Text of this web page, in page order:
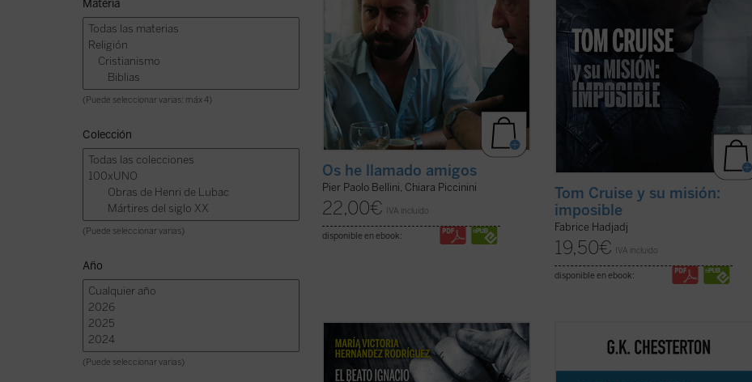
Materia
(Puede seleccionar varias: máx 4)
Colección
(Puede seleccionar varias)
Año
(Puede seleccionar varias)
Os he llamado amigos
Pier Paolo Bellini, Chiara Piccinini
22,00€ IVA incluido
disponible en ebook:
Tom Cruise y su misión:
imposible
Fabrice Hadjadj
19,50€ IVA incluido
disponible en ebook:
La beatificación de estos 11 mártires, en
2026, coincide con el noventa aniversario
de la explosión sangrienta, en 1936, de la
Esta publicación contiene artículos
literatura y la educación, pero sobre todo